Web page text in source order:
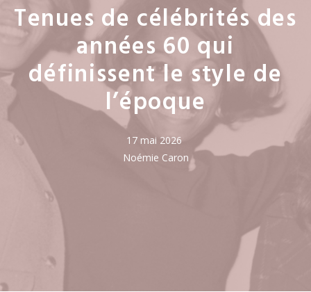
Tenues de célébrités des
années 60 qui
définissent le style de
l’époque
17 mai 2026
Noémie Caron